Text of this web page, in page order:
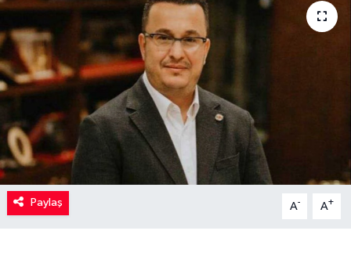
Paylaş A- A+
Magazin
Yaşam